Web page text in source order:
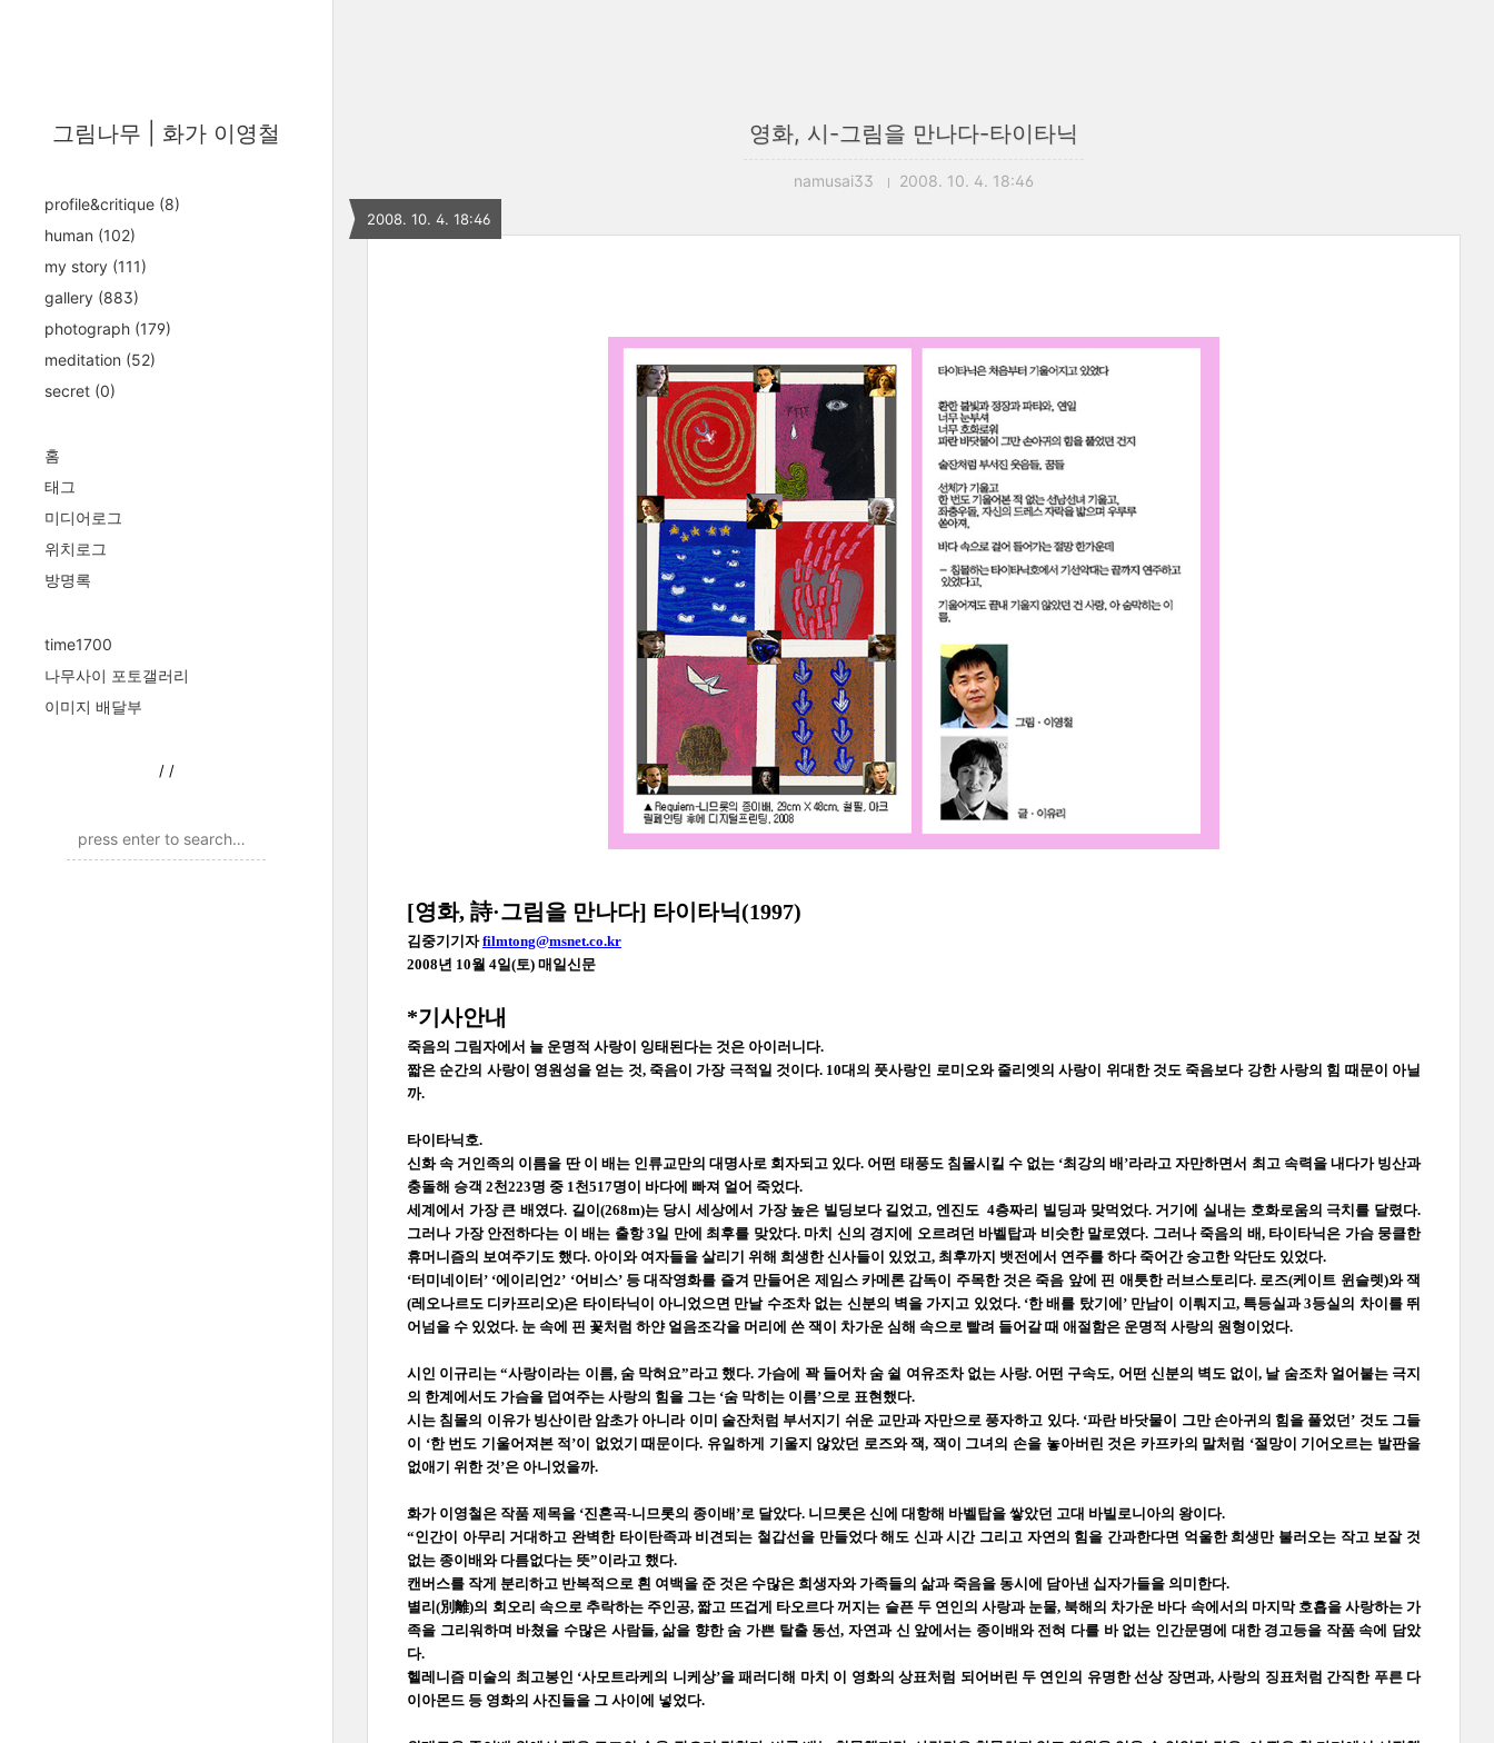
그림나무 | 화가 이영철
profile&critique (8)
human (102)
my story (111)
gallery (883)
photograph (179)
meditation (52)
secret (0)
홈
태그
미디어로그
위치로그
방명록
time1700
나무사이 포토갤러리
이미지 배달부
/ /
영화, 시-그림을 만나다-타이타닉
namusai33 2008. 10. 4. 18:46
2008. 10. 4. 18:46
[영화, 詩·그림을 만나다] 타이타닉(1997)
김중기기자filmtong@msnet.co.kr
2008년 10월 4일(토) 매일신문
*기사안내
죽음의 그림자에서 늘 운명적 사랑이 잉태된다는 것은 아이러니다.
짧은 순간의 사랑이 영원성을 얻는 것, 죽음이 가장 극적일 것이다. 10대의 풋사랑인 로미오와 줄리엣의 사랑이 위대한 것도 죽음보다 강한 사랑의 힘 때문이 아닐
까.
타이타닉호.
신화 속 거인족의 이름을 딴 이 배는 인류교만의 대명사로 회자되고 있다. 어떤 태풍도 침몰시킬 수 없는 ‘최강의 배’라라고 자만하면서 최고 속력을 내다가 빙산과
충돌해 승객 2천223명 중 1천517명이 바다에 빠져 얼어 죽었다.
세계에서 가장 큰 배였다. 길이(268m)는 당시 세상에서 가장 높은 빌딩보다 길었고, 엔진도 4층짜리 빌딩과 맞먹었다. 거기에 실내는 호화로움의 극치를 달렸다.
그러나 가장 안전하다는 이 배는 출항 3일 만에 최후를 맞았다. 마치 신의 경지에 오르려던 바벨탑과 비슷한 말로였다. 그러나 죽음의 배, 타이타닉은 가슴 뭉클한
휴머니즘의 보여주기도 했다. 아이와 여자들을 살리기 위해 희생한 신사들이 있었고, 최후까지 뱃전에서 연주를 하다 죽어간 숭고한 악단도 있었다.
‘터미네이터’ ‘에이리언2’ ‘어비스’ 등 대작영화를 즐겨 만들어온 제임스 카메론 감독이 주목한 것은 죽음 앞에 핀 애틋한 러브스토리다. 로즈(케이트 윈슬렛)와 잭
(레오나르도 디카프리오)은 타이타닉이 아니었으면 만날 수조차 없는 신분의 벽을 가지고 있었다. ‘한 배를 탔기에’ 만남이 이뤄지고, 특등실과 3등실의 차이를 뛰
어넘을 수 있었다. 눈 속에 핀 꽃처럼 하얀 얼음조각을 머리에 쓴 잭이 차가운 심해 속으로 빨려 들어갈 때 애절함은 운명적 사랑의 원형이었다.
시인 이규리는 “사랑이라는 이름, 숨 막혀요”라고 했다. 가슴에 꽉 들어차 숨 쉴 여유조차 없는 사랑. 어떤 구속도, 어떤 신분의 벽도 없이, 날 숨조차 얼어붙는 극지
의 한계에서도 가슴을 덥여주는 사랑의 힘을 그는 ‘숨 막히는 이름’으로 표현했다.
시는 침몰의 이유가 빙산이란 암초가 아니라 이미 술잔처럼 부서지기 쉬운 교만과 자만으로 풍자하고 있다. ‘파란 바닷물이 그만 손아귀의 힘을 풀었던’ 것도 그들
이 ‘한 번도 기울어져본 적’이 없었기 때문이다. 유일하게 기울지 않았던 로즈와 잭, 잭이 그녀의 손을 놓아버린 것은 카프카의 말처럼 ‘절망이 기어오르는 발판을
없애기 위한 것’은 아니었을까.
화가 이영철은 작품 제목을 ‘진혼곡-니므롯의 종이배’로 달았다. 니므롯은 신에 대항해 바벨탑을 쌓았던 고대 바빌로니아의 왕이다.
“인간이 아무리 거대하고 완벽한 타이탄족과 비견되는 철갑선을 만들었다 해도 신과 시간 그리고 자연의 힘을 간과한다면 억울한 희생만 불러오는 작고 보잘 것
없는 종이배와 다름없다는 뜻”이라고 했다.
캔버스를 작게 분리하고 반복적으로 흰 여백을 준 것은 수많은 희생자와 가족들의 삶과 죽음을 동시에 담아낸 십자가들을 의미한다.
별리(別離)의 회오리 속으로 추락하는 주인공, 짧고 뜨겁게 타오르다 꺼지는 슬픈 두 연인의 사랑과 눈물, 북해의 차가운 바다 속에서의 마지막 호흡을 사랑하는 가
족을 그리워하며 바쳤을 수많은 사람들, 삶을 향한 숨 가쁜 탈출 동선, 자연과 신 앞에서는 종이배와 전혀 다를 바 없는 인간문명에 대한 경고등을 작품 속에 담았
다.
헬레니즘 미술의 최고봉인 ‘사모트라케의 니케상’을 패러디해 마치 이 영화의 상표처럼 되어버린 두 연인의 유명한 선상 장면과, 사랑의 징표처럼 간직한 푸른 다
이아몬드 등 영화의 사진들을 그 사이에 넣었다.